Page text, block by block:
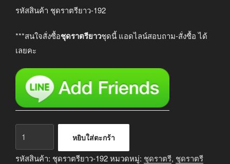
was:
is:
รหัสสินค้า ชุดราตรียาว-192
***สนใจสั่งซื้อชุดราตรียาวชุดนี้ แอดไลน์สอบถาม-สั่งซื้อ ได้
เลยคะ
ราตรี
หยิบใส่ตะกร้า
รหัสสินค้า: ชุดราตรียาว-192หมวดหมู่: ชุดราตรี, ชุดราตรี